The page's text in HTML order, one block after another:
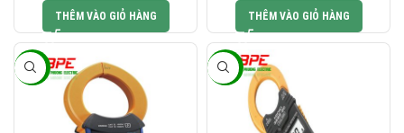
THÊM VÀO GIỎ HÀNG
2.496.000 VNĐ.
THÊM VÀO GIỎ HÀNG
-23% -23%